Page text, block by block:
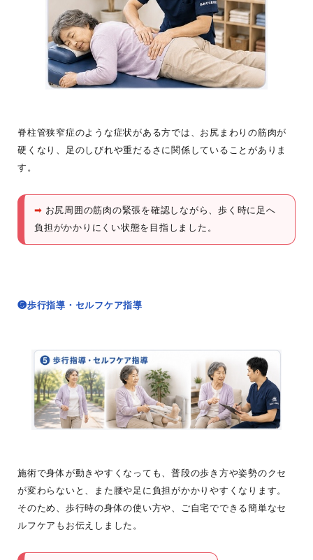
脊柱管狭窄症のような症状がある方では、お尻まわりの筋肉が
硬くなり、足のしびれや重だるさに関係していることがありま
す。
➡ お尻周囲の筋肉の緊張を確認しながら、歩く時に足へ
負担がかかりにくい状態を目指しました。
❺歩行指導・セルフケア指導
施術で身体が動きやすくなっても、普段の歩き方や姿勢のクセ
が変わらないと、また腰や足に負担がかかりやすくなります。
そのため、歩行時の身体の使い方や、ご自宅でできる簡単なセ
ルフケアもお伝えしました。